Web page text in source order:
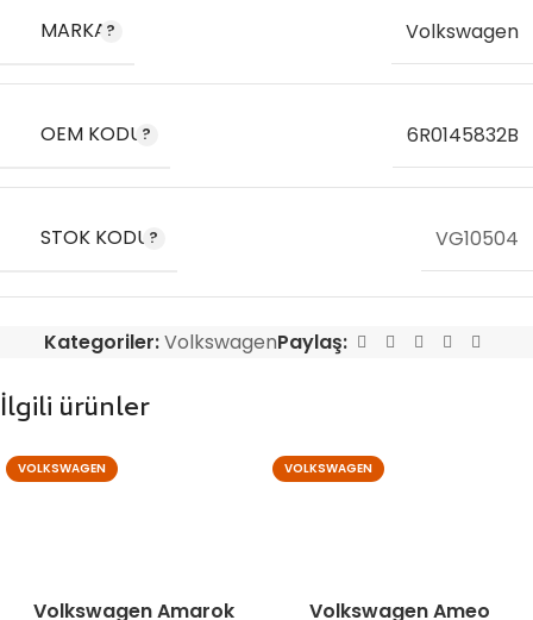
MARKA
Volkswagen
OEM KODU 6R0145832B
STOK KODU VG10504
Kategoriler:VolkswagenPaylaş:
İlgili ürünler
VOLKSWAGEN
Volkswagen Amarok
VOLKSWAGEN
Volkswagen Ameo